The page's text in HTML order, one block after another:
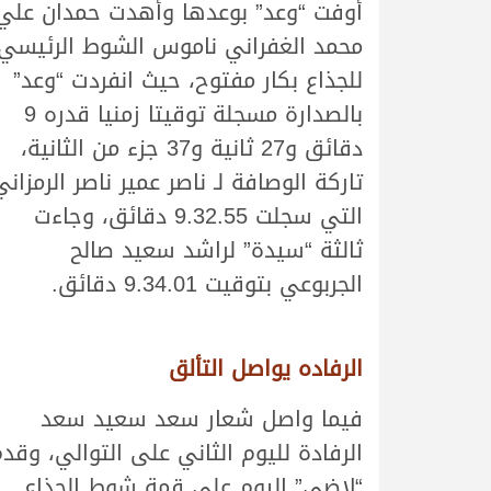
أوفت “وعد” بوعدها وأهدت حمدان
محمد الغفراني ناموس الشوط
للجذاع بكار مفتوح، حيث انفردت “وعد”
بالصدارة مسجلة توقيتا زمنيا قدره 9
دقائق و27 ثانية و37 جزء من الثانية،
تاركة الوصافة لـ ناصر عمير ناصر
التي سجلت 9.32.55 دقائق، وجاءت
ثالثة “سيدة” لراشد سعيد صالح
الجربوعي بتوقيت 9.34.01 دقائق.
الرفاده يواصل التألق
فيما واصل شعار سعد سعيد سعد
الرفادة لليوم الثاني على التوالي،